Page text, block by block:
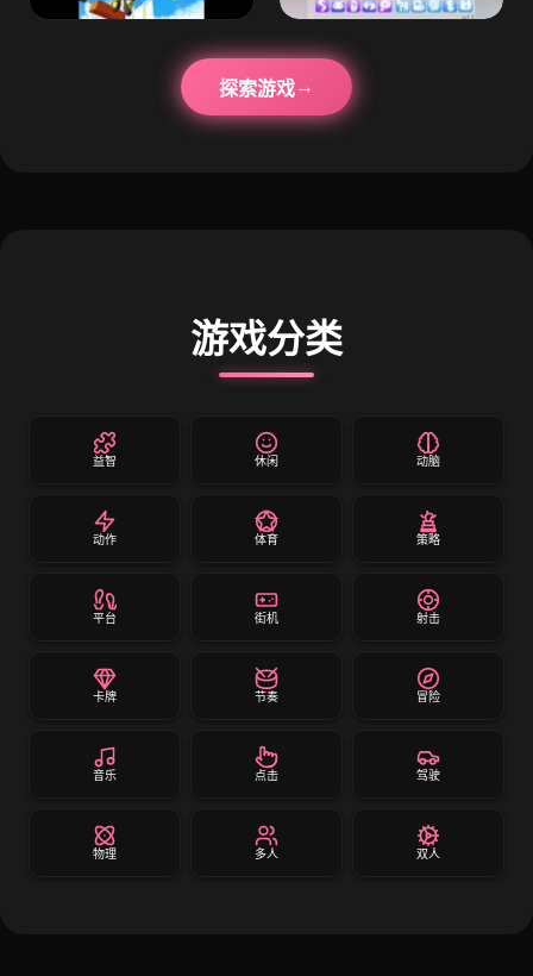
探索游戏
游戏分类
益智 休闲 动脑
动作 体育 策略
平台 街机 射击
卡牌 节奏 冒险
音乐 点击 驾驶
物理 多人 双人